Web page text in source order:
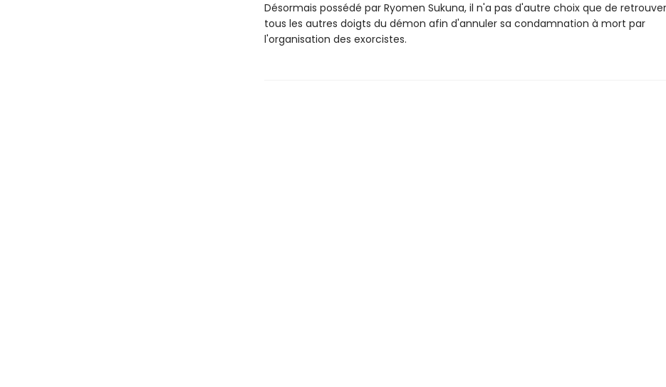
Désormais possédé par Ryomen Sukuna, il n'a pas d'autre choix que de retrouver
tous les autres doigts du démon afin d'annuler sa condamnation à mort par
l'organisation des exorcistes.